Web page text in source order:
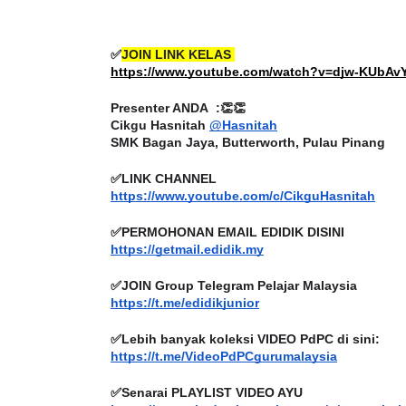
✅JOIN LINK KELAS
https://www.youtube.com/watch?v=djw-
Presenter ANDA  :👏👏
Cikgu Hasnitah @Hasnitah
SMK Bagan Jaya, Butterworth, Pulau Pinang
✅LINK CHANNEL
https://www.youtube.com/c/CikguHasnitah
✅PERMOHONAN EMAIL EDIDIK DISINI
https://getmail.edidik.my
✅JOIN Group Telegram Pelajar Malaysia
https://t.me/edidikjunior
✅Lebih banyak koleksi VIDEO PdPC di sini:
https://t.me/VideoPdPCgurumalaysia
✅Senarai PLAYLIST VIDEO AYU
KORPORAT 3 : PROGRAM
(AMALAN PER...
EDUCATION IN
THROUG...
Unknown